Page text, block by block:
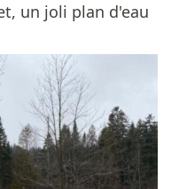
un joli plan d'eau